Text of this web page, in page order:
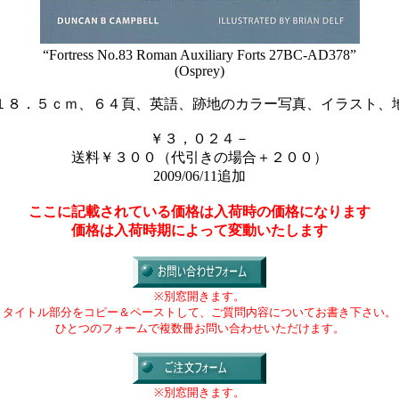
“Fortress No.83 Roman Auxiliary Forts 27BC-AD378”
(Osprey)
８．５ｃｍ、６４頁、英語、跡地のカラー写真、イラスト、
￥３，０２４－
送料￥３００（代引きの場合＋２００）
2009/06/11追加
ここに記載されている価格は入荷時の価格になります
価格は入荷時期によって変動いたします
※別窓開きます。
タイトル部分をコピー＆ペーストして、ご質問内容についてお書き下さい。
ひとつのフォームで複数冊お問い合わせいただけます。
※別窓開きます。